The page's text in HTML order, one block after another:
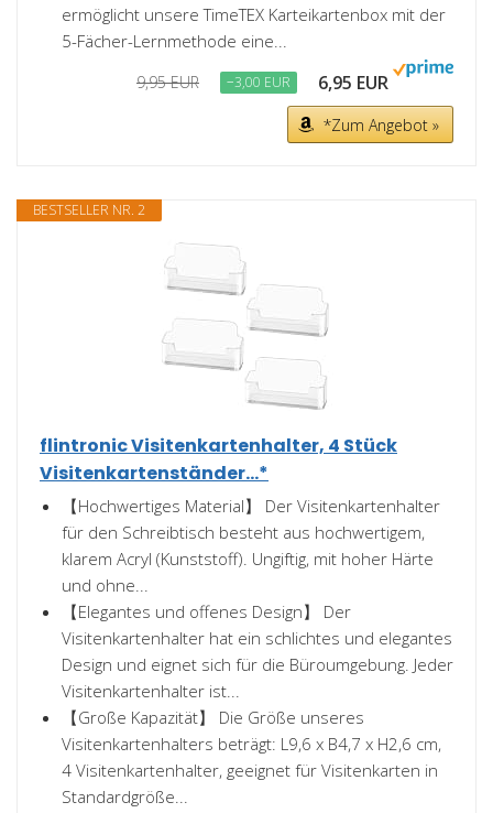
ermöglicht unsere TimeTEX Karteikartenbox mit der
5-Fächer-Lernmethode eine...
9,95 EUR −3,00 EUR 6,95 EUR
*Zum Angebot »
BESTSELLER NR. 2
flintronic Visitenkartenhalter, 4 Stück
Visitenkartenständer...*
【Hochwertiges Material】 Der Visitenkartenhalter
für den Schreibtisch besteht aus hochwertigem,
klarem Acryl (Kunststoff). Ungiftig, mit hoher Härte
und ohne...
【Elegantes und offenes Design】 Der
Visitenkartenhalter hat ein schlichtes und elegantes
Design und eignet sich für die Büroumgebung. Jeder
Visitenkartenhalter ist...
【Große Kapazität】 Die Größe unseres
Visitenkartenhalters beträgt: L9,6 x B4,7 x H2,6 cm,
4 Visitenkartenhalter, geeignet für Visitenkarten in
Standardgröße...